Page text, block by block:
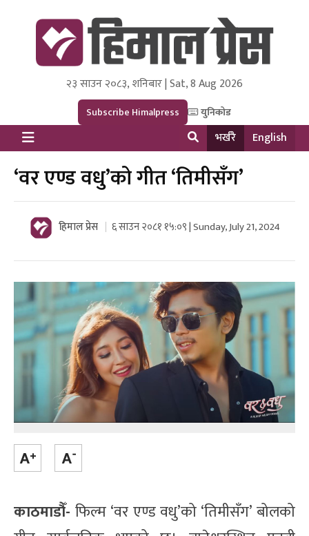
Himal Press
Dot NewsyNepal Media and Research Pvt Ltd.
२३ साउन २०८३, शनिबार | Sat, 8 Aug 2026
Subscribe Himalpress युनिकोड
भर्खरै English
‘वर एण्ड वधु’को गीत ‘तिमीसँग’
हिमाल प्रेस ६ साउन २०८१ १५:०९ | Sunday, July 21, 2024
काठमाडौँ- फिल्म ‘वर एण्ड वधु’को ‘तिमीसँग’ बोलको